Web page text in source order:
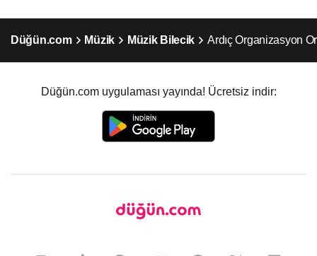
Düğün.com Müzik Müzik Bilecik Ardıç Organizasyon
Düğün.com uygulaması yayında! Ücretsiz indir: